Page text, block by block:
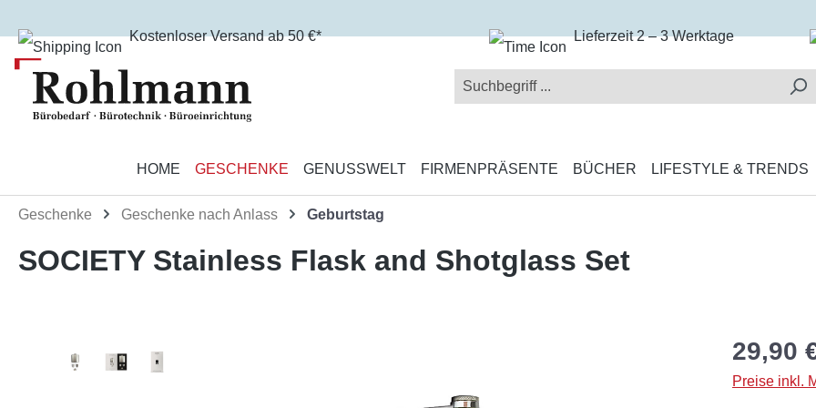
Kostenloser Versand ab 50 €*
Lieferzeit 2 – 3 Werktage
HOME GESCHENKE GENUSSWELT FIRMENPRÄSENTE BÜCHER LIFESTYLE & TRENDS
Geschenke Geschenke nach Anlass Geburtstag
SOCIETY Stainless Flask and Shotglass Set
29,90
Preise inkl.